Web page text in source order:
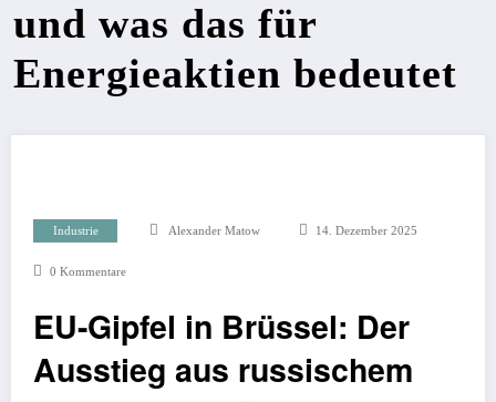
und was das für
Energieaktien bedeutet
Industrie Alexander Matow 14. Dezember 2025
0 Kommentare
EU-Gipfel in Brüssel: Der
Ausstieg aus russischem